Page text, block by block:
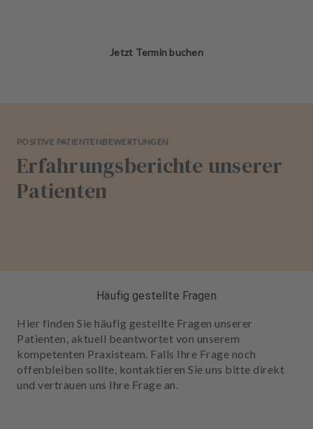
Jetzt Termin buchen
POSITIVE PATIENTENBEWERTUNGEN
Erfahrungsberichte unserer
Patienten
Häufig gestellte Fragen
Hier finden Sie häufig gestellte Fragen unserer
Patienten, aktuell beantwortet von unserem
kompetenten Praxisteam. Falls Ihre Frage noch
offenbleiben sollte, kontaktieren Sie uns bitte direkt
und vertrauen uns Ihre Frage an.